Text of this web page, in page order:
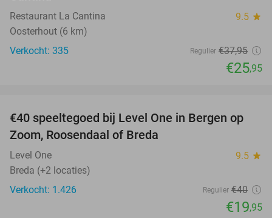
Restaurant La Cantina 9.5 star
Oosterhout (6 km)
Verkocht: 335
Regulier €37,95
€25,95
50%
€40 speeltegoed bij Level One in Bergen op
Zoom, Roosendaal of Breda
Level One 9.5 star
Breda (+2 locaties)
Verkocht: 1.426
Regulier €40
€19,95